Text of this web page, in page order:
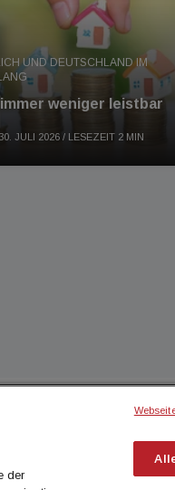
UND DEUTSCHLAND IM
weniger leistbar
30. JULI 2026 / LESEZEIT 2 MIN
IMMOBILIEN MAGAZIN
immoflash
ICH
der